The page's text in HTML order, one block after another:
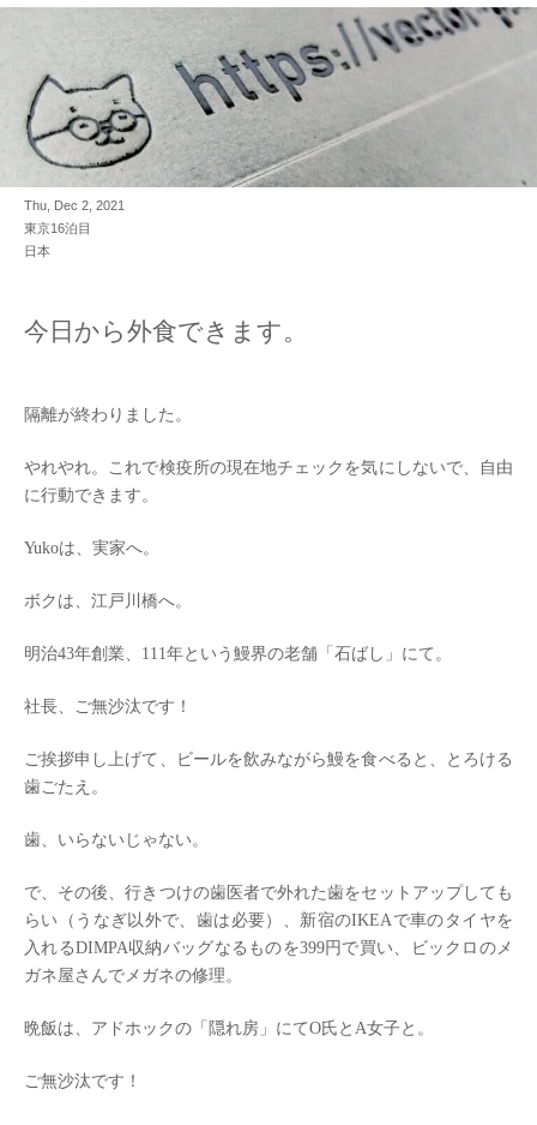
Thu, Dec 2, 2021
東京16泊目
日本
今日から外食できます。
隔離が終わりました。
やれやれ。これで検疫所の現在地チェックを気にしないで、自由
に行動できます。
Yukoは、実家へ。
ボクは、江戸川橋へ。
明治43年創業、111年という鰻界の老舗「石ばし」にて。
社長、ご無沙汰です！
ご挨拶申し上げて、ビールを飲みながら鰻を食べると、とろける
歯ごたえ。
歯、いらないじゃない。
で、その後、行きつけの歯医者で外れた歯をセットアップしても
らい（うなぎ以外で、歯は必要）、新宿のIKEAで車のタイヤを
入れるDIMPA収納バッグなるものを399円で買い、ビックロのメ
ガネ屋さんでメガネの修理。
晩飯は、アドホックの「隠れ房」にてO氏とA女子と。
ご無沙汰です！